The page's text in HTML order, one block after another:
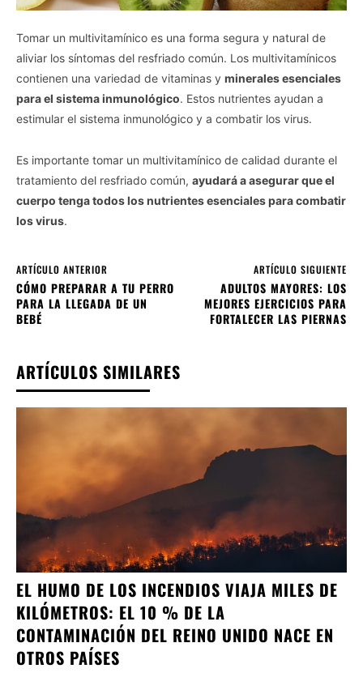
Tomar un multivitamínico es una forma segura y natural de
aliviar los síntomas del resfriado común. Los multivitamínicos
contienen una variedad de vitaminas y minerales esenciales
para el sistema inmunológico. Estos nutrientes ayudan a
estimular el sistema inmunológico y a combatir los virus.
Es importante tomar un multivitamínico de calidad durante el
tratamiento del resfriado común, ayudará a asegurar que el
cuerpo tenga todos los nutrientes esenciales para combatir
los virus.
ARTÍCULO ANTERIOR
CÓMO PREPARAR A TU PERRO
PARA LA LLEGADA DE UN
BEBÉ
ARTÍCULO SIGUIENTE
ADULTOS MAYORES: LOS
MEJORES EJERCICIOS PARA
FORTALECER LAS PIERNAS
ARTÍCULOS SIMILARES
EL HUMO DE LOS INCENDIOS VIAJA MILES DE
KILÓMETROS: EL 10 % DE LA
CONTAMINACIÓN DEL REINO UNIDO NACE EN
OTROS PAÍSES